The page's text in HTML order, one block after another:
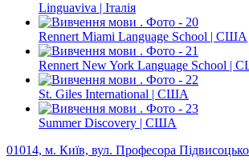
Linguaviva | Італія
Rennert Miami Language School | США
Rennert New York Language School |
St. Giles International | США
Summer Discovery | США
01014, м. Київ, вул. Професора